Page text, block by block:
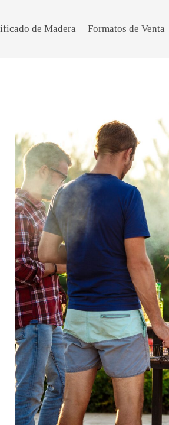
de Madera Formatos de Venta